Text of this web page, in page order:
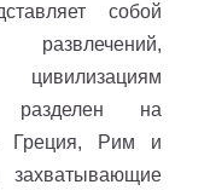
собой
разделен на
Греция, Рим и